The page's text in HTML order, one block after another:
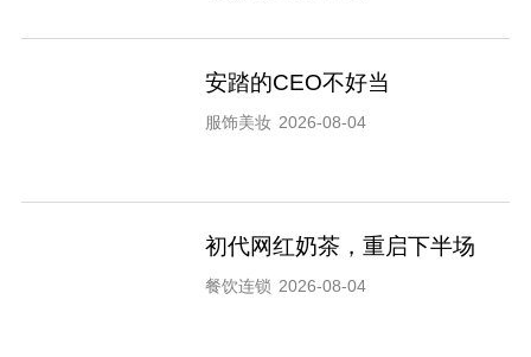
安踏的CEO不好当
服饰美妆 2026-08-04
初代网红奶茶，重启下半场
餐饮连锁 2026-08-04